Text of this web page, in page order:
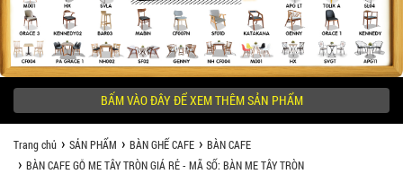
SẢN PHẨM
CÔNG TRÌNH
KHÁCH HÀNG NÊN BIẾT
BẤM VÀO ĐÂY ĐỂ XEM THÊM SẢN PHẨM
Trang chủ SẢN PHẨM BÀN GHẾ CAFE
BÀN CAFE
BÀN CAFE GỖ ME TÂY TRÒN GIÁ RẺ - MÃ SỐ: BÀN ME TÂY TRÒN